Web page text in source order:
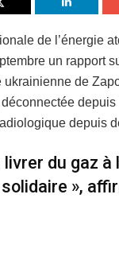
de l’énergie
un rapport
ukrainienne de
déconnectée
depuis
du gaz à
»,